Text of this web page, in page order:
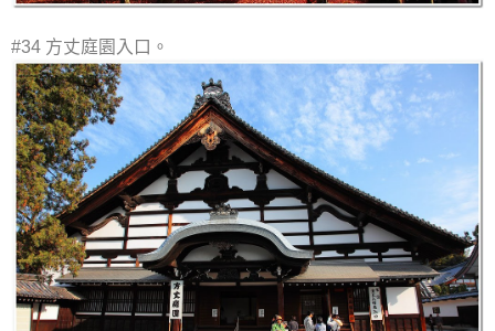
#34 方丈庭園入口。